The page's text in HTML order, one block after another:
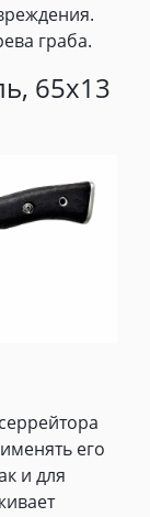
граба.
65х13
его
и для